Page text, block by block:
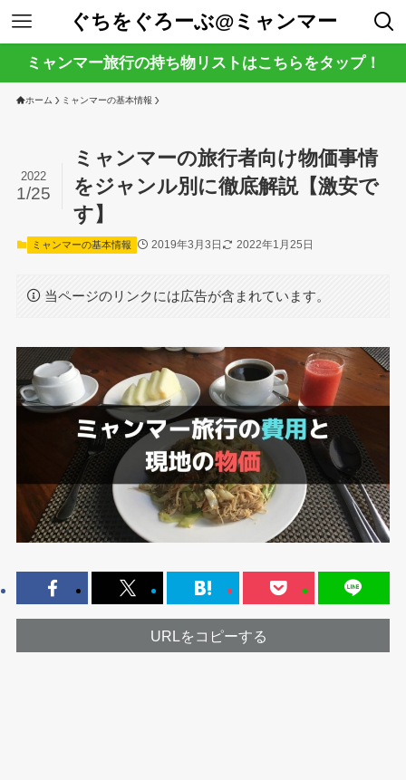
ぐちをぐろーぶ@ミャンマー
ミャンマー旅行の持ち物リストはこちらをタップ！
ホーム ミャンマーの基本情報
ミャンマーの旅行者向け物価事情
をジャンル別に徹底解説【激安で
す】
2022
1/25
ミャンマーの基本情報 2019年3月3日 2022年1月25日
当ページのリンクには広告が含まれています。
URLをコピーする